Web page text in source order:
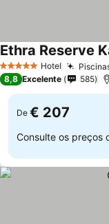
5 Estrelas Hotel
Ethra Reserve
8,8 Excelente 585
De € 207
Consulte os preços